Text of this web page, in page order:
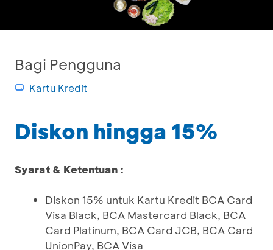
Bagi Pengguna
Kartu Kredit
Diskon hingga 15%
Syarat & Ketentuan :
Diskon 15% untuk Kartu Kredit BCA Card
Visa Black, BCA Mastercard Black, BCA
Card Platinum, BCA Card JCB, BCA Card
UnionPay, BCA Visa